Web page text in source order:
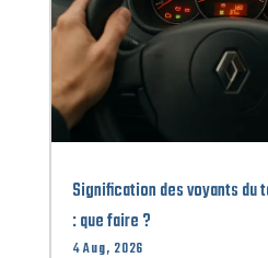
Signification des voyants du
: que faire ?
4 Aug, 2026